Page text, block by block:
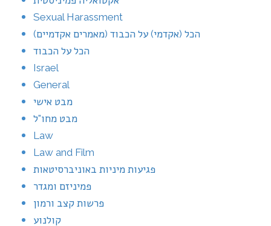
Sexual Harassment
הכל (אקדמי) על הכבוד (מאמרים אקדמיים)
הכל על הכבוד
Israel
General
מבט אישי
מבט מחו"ל
Law
Law and Film
פגיעות מיניות באוניברסיטאות
פמיניזם ומגדר
פרשות קצב ורמון
קולנוע